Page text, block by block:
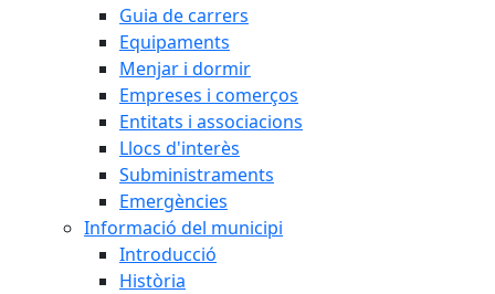
Guia de carrers
Equipaments
Menjar i dormir
Empreses i comerços
Entitats i associacions
Llocs d'interès
Subministraments
Emergències
Informació del municipi
Introducció
Història